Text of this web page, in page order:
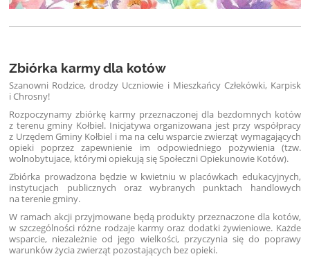
Zbiórka karmy dla kotów
Szanowni Rodzice, drodzy Uczniowie i Mieszkańcy Człekówki, Karpisk
i Chrosny!
Rozpoczynamy zbiórkę karmy przeznaczonej dla bezdomnych kotów
z terenu gminy Kołbiel. Inicjatywa organizowana jest przy współpracy
z Urzędem Gminy Kołbiel i ma na celu wsparcie zwierząt wymagających
opieki poprzez zapewnienie im odpowiedniego pożywienia (tzw.
wolnobytujace, którymi opiekują się Społeczni Opiekunowie Kotów).
Zbiórka prowadzona będzie w kwietniu w placówkach edukacyjnych,
instytucjach publicznych oraz wybranych punktach handlowych
na terenie gminy.
W ramach akcji przyjmowane będą produkty przeznaczone dla kotów,
w szczególności różne rodzaje karmy oraz dodatki żywieniowe. Każde
wsparcie, niezależnie od jego wielkości, przyczynia się do poprawy
warunków życia zwierząt pozostających bez opieki.